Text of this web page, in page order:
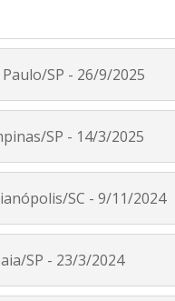
SP - 26/9/2025
SP - 14/3/2025
SC - 9/11/2024
SP - 23/3/2024